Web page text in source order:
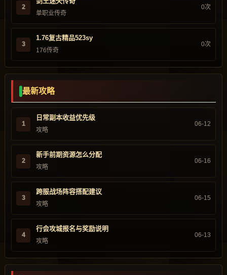
2
单职业传奇
0次
3
1.76复古精品523sy
176传奇
0次
最新攻略
1
日常副本收益优先级
攻略
06-12
2
新手前期资源怎么分配
攻略
06-16
3
跨服战场阵容搭配建议
攻略
06-15
4
行会攻城报名与奖励说明
攻略
06-13